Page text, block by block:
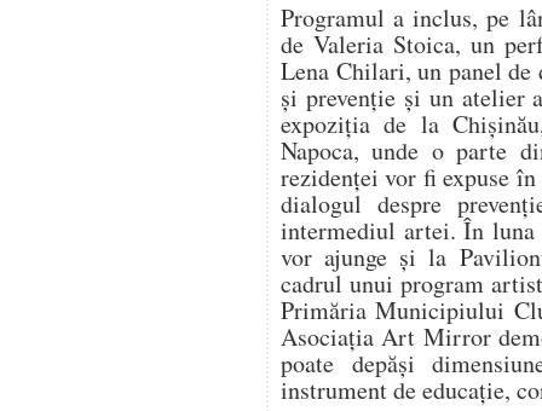
Programul a inclus, pe
de Valeria Stoica, un
Lena Chilari, un panel
și prevenție și un atelier
expoziția de la
Napoca, unde o parte
rezidenței vor fi expuse
dialogul despre
intermediul artei. În
vor ajunge și la
cadrul unui program
Primăria Municipiului
Asociația Art Mirror
poate depăși
instrument de educație,